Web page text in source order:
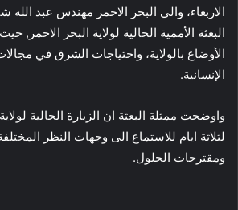
الاربعاء، والي البحر الاحمر مهندس عبد الله
البعثة الأممية الحالية لولاية البحر
الأوضاع بالولاية، واحتياجات الشرق في
الإنسانية.
واوضحت ممثلة البعثة ان الزيارة الحالية
لثلاثة ايام للاستماع الى وجهات النظر
ومقترحات الحلول.